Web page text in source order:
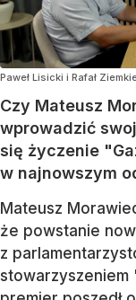
Paweł Lisicki i Rafał
Czy Mateusz
wprowadzić
się życzenie
w najnowszym
Mateusz
że powstanie
z
stowarzyszeniem